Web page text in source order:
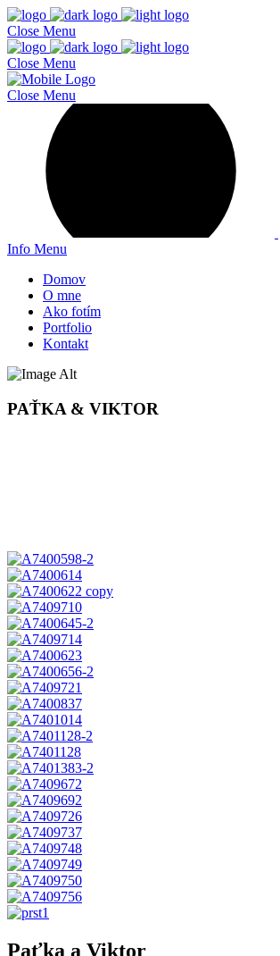
Close Menu
Close Menu
Close Menu
Info Menu
Domov
O mne
Ako fotím
Portfolio
Kontakt
PAŤKA & VIKTOR
Paťka a Viktor